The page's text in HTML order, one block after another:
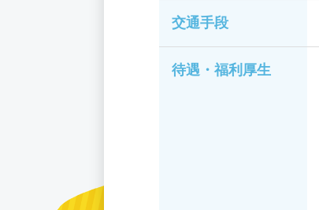
交通手段
待遇・福利厚生